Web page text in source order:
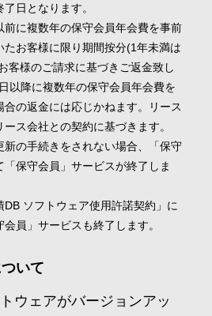
日となります。
に複数年の保守会員年会費を事前
たお客様に限り期間按分(1年未満は
客様のご請求に基づきご返金致し
以降に複数年の保守会員年会費を
合の返金には応じかねます。リース
ス会社との契約に基づきます。
新の手続きをされない場合、「保守
保守会員」サービスが終了しま
DB ソフトウェア使用許諾契約」に
員」サービスも終了します。
いて
ウェアがバージョンアッ